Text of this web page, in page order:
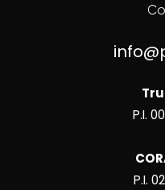
P.I.
P.I.